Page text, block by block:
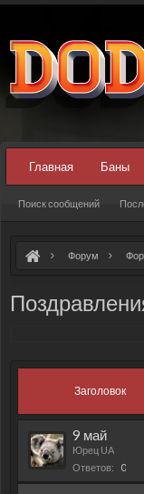
Форум
Заголовок
9 май
Юрец UA
Ответов:
0
Главная Баны
Поиск сообщений